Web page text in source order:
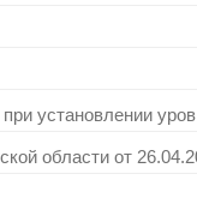
установлении
области от